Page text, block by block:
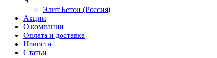
Элит Бетон (Россия)
Акции
О компании
Оплата и доставка
Новости
Статьи